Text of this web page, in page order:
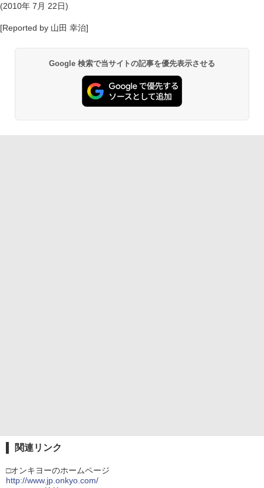
(2010年 7月 22日)
[Reported by 山田 幸治]
Google 検索で当サイトの記事を優先表示させる
関連リンク
□オンキヨーのホームページ
http://www.jp.onkyo.com/